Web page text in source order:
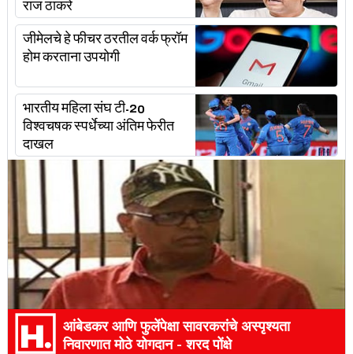
राज ठाकरे
जीमेलचे हे फीचर ठरतील वर्क फ्रॉम
होम करताना उपयोगी
भारतीय महिला संघ टी-20
विश्वचषक स्पर्धेच्या अंतिम फेरीत
दाखल
आंबेडकर आणि फुलेंपेक्षा सावरकरांचे अस्पृश्यता
निवारणात मोठे योगदान - शरद पोंक्षे